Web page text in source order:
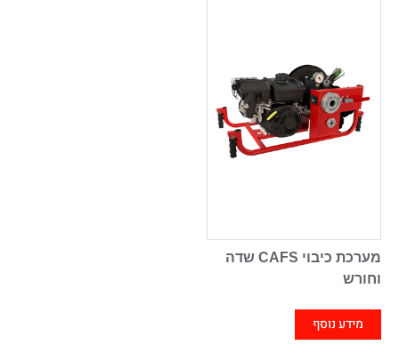
מערכת כיבוי CAFS שדה
וחורש
מידע נוסף